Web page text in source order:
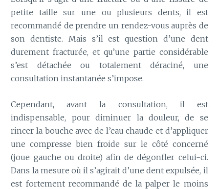
petite taille sur une ou plusieurs dents, il est
recommandé de prendre un rendez-vous auprès de
son dentiste. Mais s’il est question d’une dent
durement fracturée, et qu’une partie considérable
s’est détachée ou totalement déraciné, une
consultation instantanée s’impose.
Cependant, avant la consultation, il est
indispensable, pour diminuer la douleur, de se
rincer la bouche avec de l’eau chaude et d’appliquer
une compresse bien froide sur le côté concerné
(joue gauche ou droite) afin de dégonfler celui-ci.
Dans la mesure où il s’agirait d’une dent expulsée, il
est fortement recommandé de la palper le moins